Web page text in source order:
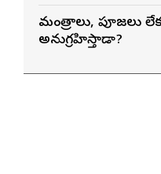
మంత్రాలు, పూజలు
అనుగ్రహిస్తాడా?